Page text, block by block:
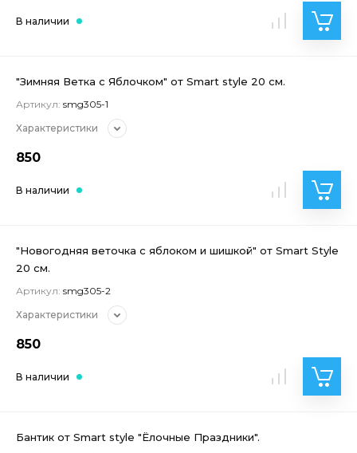
В наличии
"Зимняя Ветка с Яблочком" от Smart style 20 см.
Артикул: smg305-1
Характеристики
850
В наличии
"Новогодняя веточка с яблоком и шишкой" от Smart Style
20 см.
Артикул: smg305-2
Характеристики
850
В наличии
Бантик от Smart style "Ёлочные Праздники".